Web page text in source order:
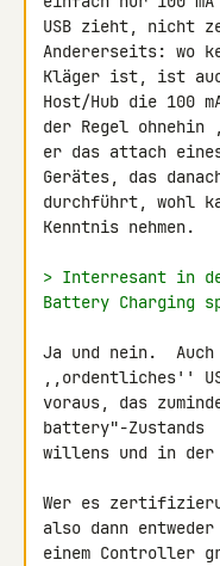
USB zieht, nicht
Andererseits: wo
Kläger ist, ist
Host/Hub die 100
der Regel
er das attach
Gerätes, das
durchführt, wohl
Kenntnis nehmen.
> Interresant in
Battery Charging
Ja und nein.
,,ordentliches''
voraus, das
battery"-Zustands
willens und in der
Wer es
also dann
einem Controller